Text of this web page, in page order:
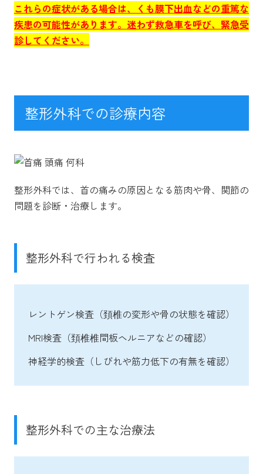
これらの症状がある場合は、くも膜下出血などの重篤な
疾患の可能性があります。迷わず救急車を呼び、緊急受
診してください。
整形外科での診療内容
整形外科では、首の痛みの原因となる筋肉や骨、関節の
問題を診断・治療します。
整形外科で行われる検査
レントゲン検査（頚椎の変形や骨の状態を確認）
MRI検査（頚椎椎間板ヘルニアなどの確認）
神経学的検査（しびれや筋力低下の有無を確認）
整形外科での主な治療法